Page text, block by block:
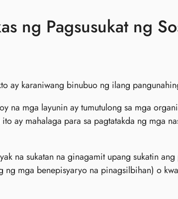
ng Pagsusukat ng
ay karaniwang binubuo ng ilang
na mga layunin ay tumutulong sa mga
ay mahalaga para sa pagtatakda ng mga
na sukatan na ginagamit upang sukatin
mga benepisyaryo na pinagsilbihan) o